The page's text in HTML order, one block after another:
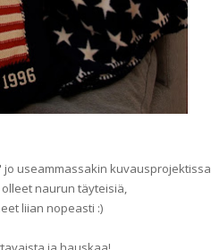
useammassakin kuvausprojektissa
naurun täyteisiä,
liian nopeasti :)